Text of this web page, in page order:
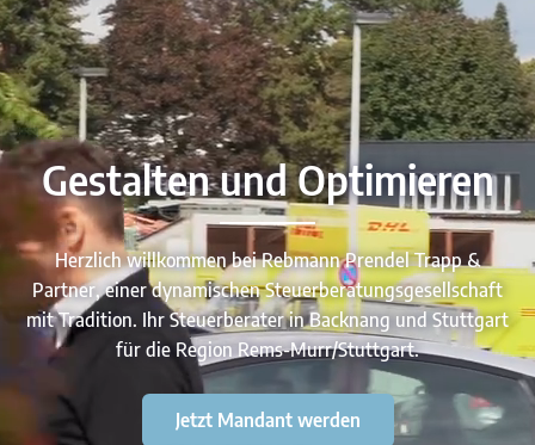
Gestalten und Optimieren
Herzlich willkommen bei Rebmann Prendel Trapp &
Partner, einer dynamischen Steuerberatungsgesellschaft
mit Tradition. Ihr Steuerberater in Backnang und Stuttgart
für die Region Rems-Murr/Stuttgart.
Jetzt Mandant werden